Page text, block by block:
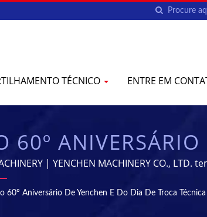
TÉCNICO ENTRE EM
60º
|
-
| YENCHEN MACHINERY CO., LTD.
por 60 anos.
60º Aniversário De Yenchen E Do Dia De Troca Técnica